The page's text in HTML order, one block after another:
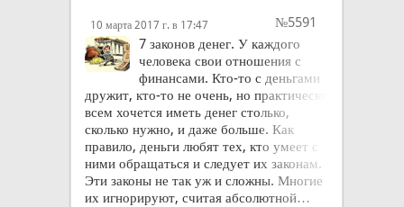
10 марта 2017 г. в 17:47
№5591
7 законов денег. У каждого
человека свои отношения с
финансами. Кто-то с деньгами
дружит, кто-то не очень, но практически
всем хочется иметь денег столько,
сколько нужно, и даже больше. Как
правило, деньги любят тех, кто умеет с
ними обращаться и следует их законам.
Эти законы не так уж и сложны. Многие
их игнорируют, считая абсолютной…